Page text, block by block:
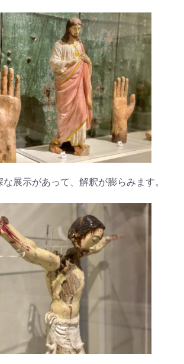
展示があって、解釈が膨らみます。